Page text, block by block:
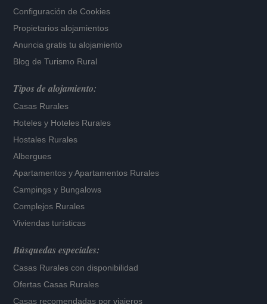
Configuración de Cookies
Propietarios alojamientos
Anuncia gratis tu alojamiento
Blog de Turismo Rural
Tipos de alojamiento:
Casas Rurales
Hoteles y Hoteles Rurales
Hostales Rurales
Albergues
Apartamentos yApartamentos Rurales
Campings y Bungalows
Complejos Rurales
Viviendas turísticas
Búsquedas especiales:
Casas Rurales con disponibilidad
Ofertas Casas Rurales
Casas recomendadas por viajeros